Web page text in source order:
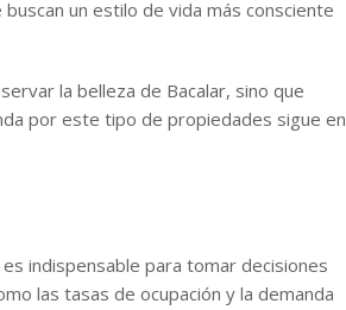
un estilo de vida más consciente
la belleza de Bacalar, sino que
por este tipo de propiedades sigue en
indispensable para tomar decisiones
las tasas de ocupación y la demanda